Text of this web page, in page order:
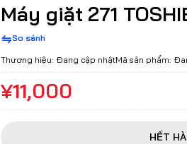
Máy giặt 271
So sánh
Thương hiệu: Đang cập nhậtMã sản phẩm:
¥11,000
HẾT